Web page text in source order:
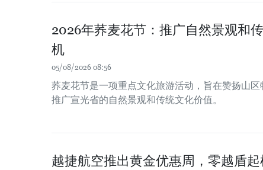
2026年荞麦花节：推广自然景观和
机
05/08/2026 08:56
荞麦花节是一项重点文化旅游活动，旨在赞扬山
推广宣光省的自然景观和传统文化价值。
越捷航空推出黄金优惠周，零越盾